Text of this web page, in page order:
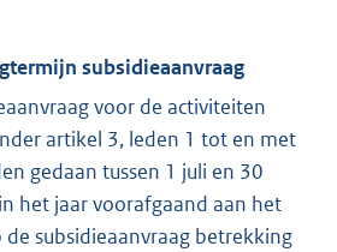
subsidieaanvraag
voor de activiteiten
artikel 3, leden 1 tot en met
gedaan tussen 1 juli en 30
het jaar voorafgaand aan het
de subsidieaanvraag betrekking